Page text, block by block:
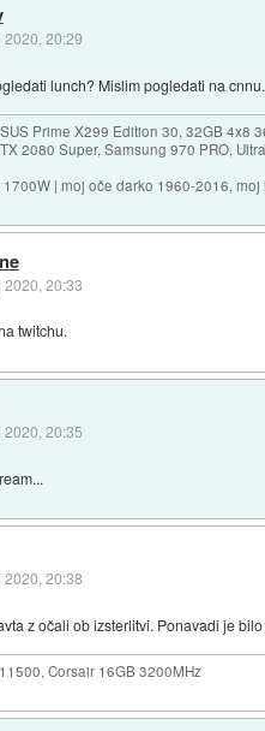
2020, 20:29
lunch? Mislim pogledati na cnnu.
Prime X299 Edition 30, 32GB 4x8
2080 Super, Samsung 970 PRO,
| moj oče darko 1960-2016,
2020, 20:33
twitchu.
2020, 20:35
2020, 20:38
z očali ob izsterlitvi. Ponavadi je
Corsair 16GB 3200MHz